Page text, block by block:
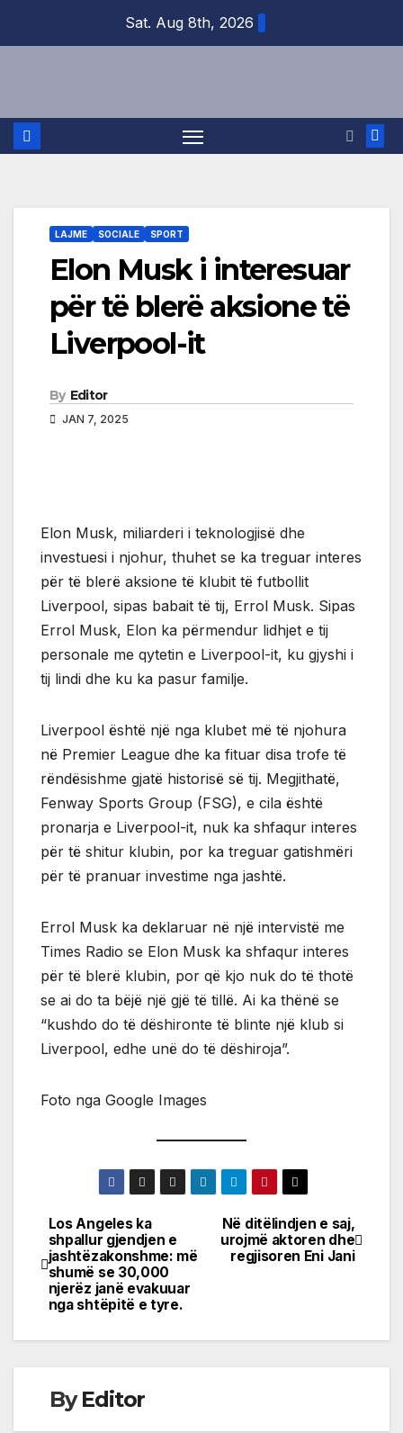
Sat. Aug 8th, 2026
LAJME SOCIALE SPORT
Elon Musk i interesuar
për të blerë aksione të
Liverpool-it
By Editor
JAN 7, 2025
Elon Musk, miliarderi i teknologjisë dhe
investuesi i njohur, thuhet se ka treguar interes
për të blerë aksione të klubit të futbollit
Liverpool, sipas babait të tij, Errol Musk. Sipas
Errol Musk, Elon ka përmendur lidhjet e tij
personale me qytetin e Liverpool-it, ku gjyshi i
tij lindi dhe ku ka pasur familje.
Liverpool është një nga klubet më të njohura
në Premier League dhe ka fituar disa trofe të
rëndësishme gjatë historisë së tij. Megjithatë,
Fenway Sports Group (FSG), e cila është
pronarja e Liverpool-it, nuk ka shfaqur interes
për të shitur klubin, por ka treguar gatishmëri
për të pranuar investime nga jashtë.
Errol Musk ka deklaruar në një intervistë me
Times Radio se Elon Musk ka shfaqur interes
për të blerë klubin, por që kjo nuk do të thotë
se ai do ta bëjë një gjë të tillë. Ai ka thënë se
“kushdo do të dëshironte të blinte një klub si
Liverpool, edhe unë do të dëshiroja”.
Foto nga Google Images
Post
navigation
Në ditëlindjen e saj,
urojmë aktoren dhe
regjisoren Eni Jani
Los Angeles ka
shpallur gjendjen e
jashtëzakonshme: më
shumë se 30,000
njerëz janë evakuuar
nga shtëpitë e tyre.
ByEditor